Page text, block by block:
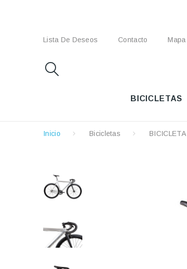
Lista De Deseos Contacto
BICICLETAS
Inicio Bicicletas